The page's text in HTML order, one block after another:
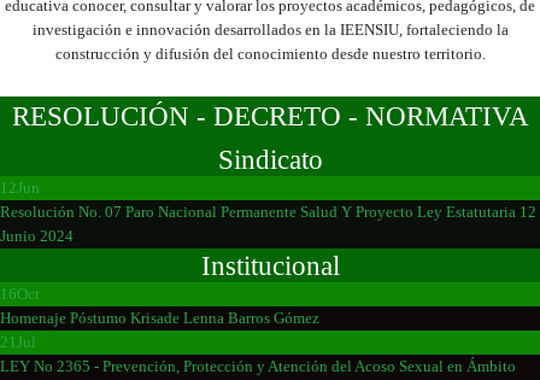
educativa conocer, consultar y valorar los proyectos académicos, pedagógicos, de
investigación e innovación desarrollados en la IEENSIU, fortaleciendo la
construcción y difusión del conocimiento desde nuestro territorio.
RESOLUCIÓN - DECRETO - NORMATIVA
Sindicato
12Jun
Resolución No. 07 Paro Nacional Permanente Salud Y Proyecto Ley Estatutaria 12
Junio 2024
Institucional
16Oct
Homenaje Póstumo Krisade Lenna Barros Gómez
21Jul
LEY No 2365 - Prevención, Protección y Atención del Acoso Sexual en Ámbito